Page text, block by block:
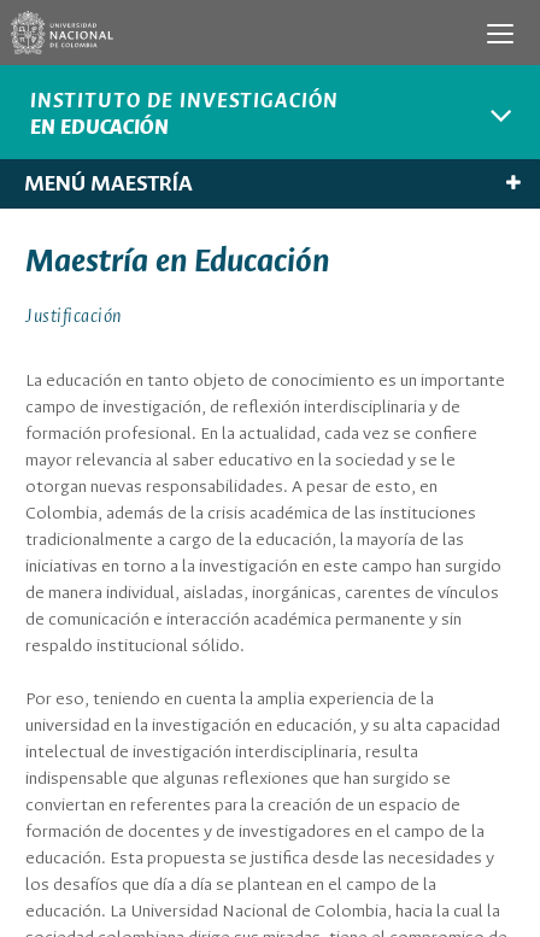
INSTITUTO DE INVESTIGACIÓN
EN EDUCACIÓN
MENÚ MAESTRÍA
Maestría en Educación
Justificación
La educación en tanto objeto de conocimiento es un importante
campo de investigación, de reflexión interdisciplinaria y de
formación profesional. En la actualidad, cada vez se confiere
mayor relevancia al saber educativo en la sociedad y se le
otorgan nuevas responsabilidades. A pesar de esto, en
Colombia, además de la crisis académica de las instituciones
tradicionalmente a cargo de la educación, la mayoría de las
iniciativas en torno a la investigación en este campo han surgido
de manera individual, aisladas, inorgánicas, carentes de vínculos
de comunicación e interacción académica permanente y sin
respaldo institucional sólido.
Por eso, teniendo en cuenta la amplia experiencia de la
universidad en la investigación en educación, y su alta capacidad
intelectual de investigación interdisciplinaria, resulta
indispensable que algunas reflexiones que han surgido se
conviertan en referentes para la creación de un espacio de
formación de docentes y de investigadores en el campo de la
educación. Esta propuesta se justifica desde las necesidades y
los desafíos que día a día se plantean en el campo de la
educación. La Universidad Nacional de Colombia, hacia la cual la